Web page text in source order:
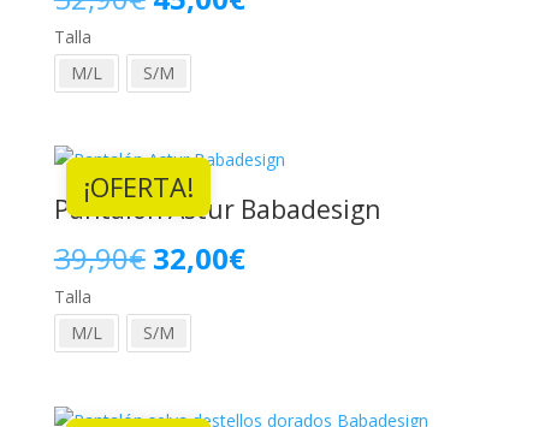
precio
original
52,90€.45,00€.
Talla
M/L
S/M
¡OFERTA!
Pantalón Astur Babadesign
39,90€ El
precio
original
32,00€El
Talla
M/L
S/M